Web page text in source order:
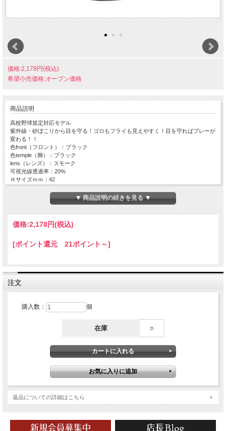
価格:2,178円(税込)
希望小売価格:オープン価格
商品説明
高校野球規定対応モデル
紫外線・砂ぼこりから目を守る！ゴロもフライも見えやすく！目を守ればプレーが
変わる！！
色front（フロント）：ブラック
色temple（脚）：ブラック
lens（レンズ）：スモーク
可視光線透過率：20%
Ｈサイズｍｍ：42
Ｗサイズｍｍ：145
Ｄサイズｍｍ(テンプル開いた）：160
重量（g)：33.1
▼ 商品説明の続きを見る ▼
価格:2,178円(税込)
[ポイント還元 21ポイント～]
注文
購入数： 個
在庫 ○
返品についての詳細はこちら